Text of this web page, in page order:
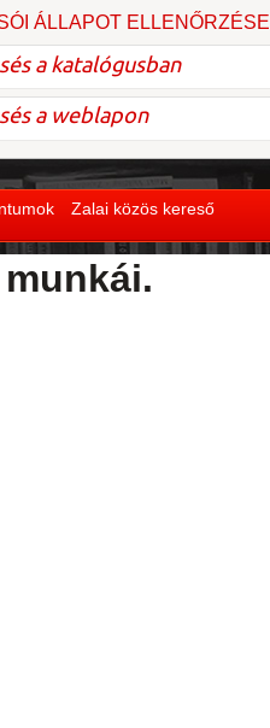
Zalai közös kereső
ÁLLAPOT ELLENŐRZÉSE